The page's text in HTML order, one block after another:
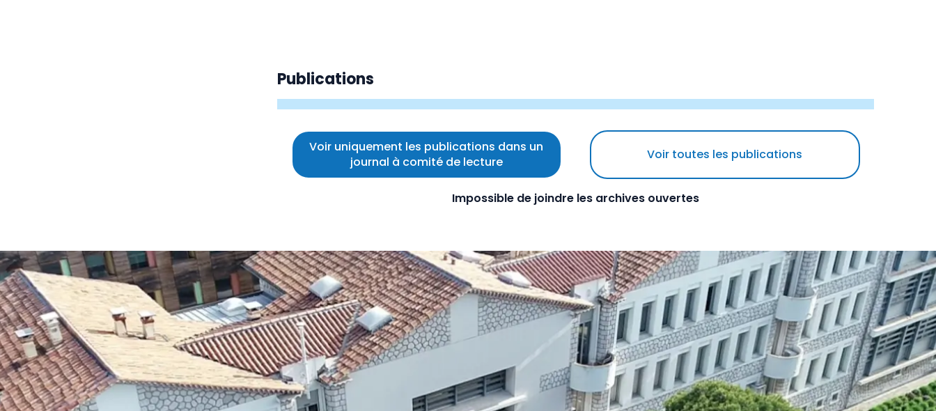
Publications
Voir uniquement les publications dans un
journal à comité de lecture
Voir toutes les publications
Impossible de joindre les archives ouvertes